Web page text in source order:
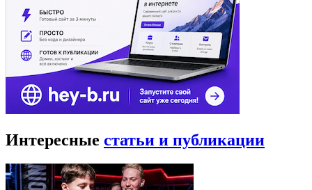
Интересные статьи и публикации